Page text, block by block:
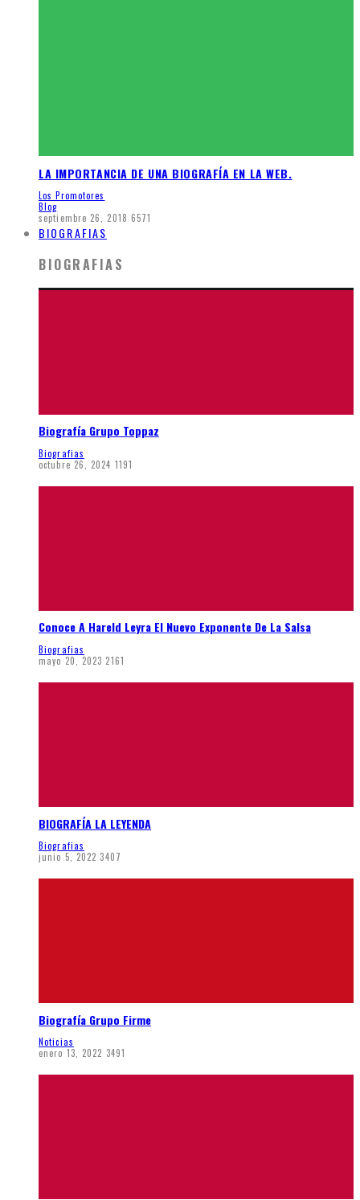
LA IMPORTANCIA DE UNA BIOGRAFÍA EN LA WEB.
Los Promotores
Blog
septiembre 26, 2018 6571
BIOGRAFIAS
BIOGRAFIAS
Biografía Grupo Toppaz
Biografias
octubre 26, 2024 1191
Conoce A Hareld Leyra El Nuevo Exponente De La Salsa
Biografias
mayo 20, 2023 2161
BIOGRAFÍA LA LEYENDA
Biografias
junio 5, 2022 3407
Biografía Grupo Firme
Noticias
enero 13, 2022 3491